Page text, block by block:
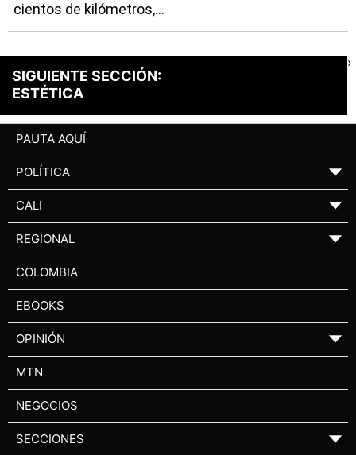
cientos de kilómetros,...
SIGUIENTE SECCIÓN:
ESTÉTICA
›
PAUTA AQUÍ
POLÍTICA ▼
CALI ▼
REGIONAL ▼
COLOMBIA
EBOOKS
OPINIÓN ▼
MTN
NEGOCIOS
SECCIONES ▼